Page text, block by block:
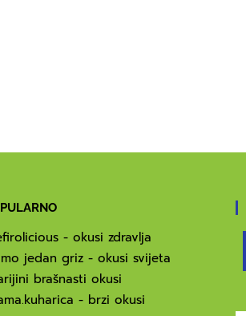
- okusi zdravlja
jedan griz - okusi svijeta
brašnasti okusi
- brzi okusi